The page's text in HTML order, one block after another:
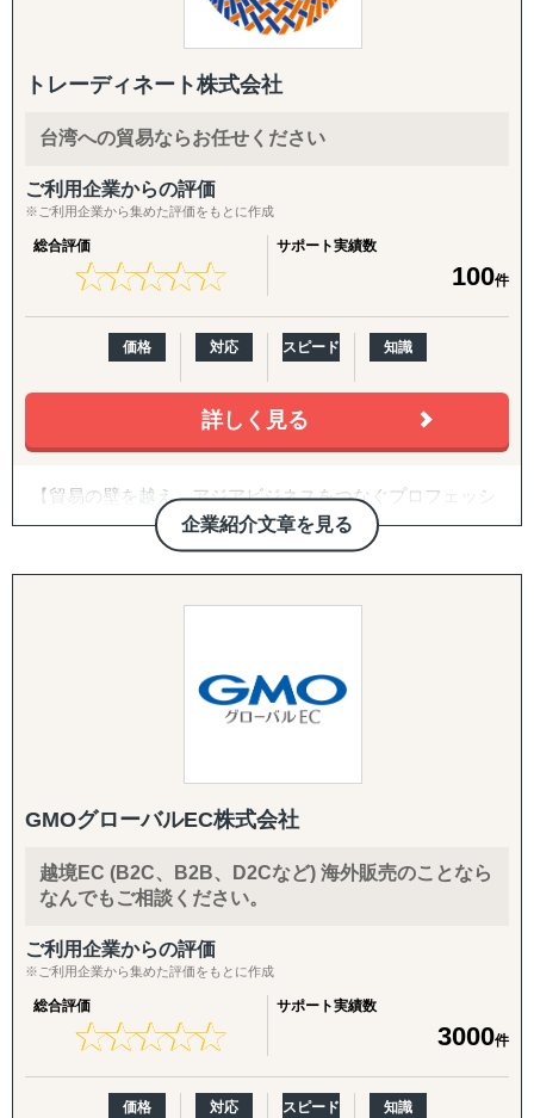
市場調査では、有識者へのヒアリングなど多くのサービス
を展開しておりますが、貴社にとって適切な調査・分析を
ご提案させていただきます。
いったお悩みを抱えるご担当者の方は、壁打ちからでも対
②競合調査
「競合がなぜ成功・失敗したのかわからない」といったご
相談をよくいただきます。
弊社の競合調査では、競合の戦略を徹底的に解剖し、貴社
のマーケティング戦略の支援まで実施します。
サービス内容としては、業界の第一線を走る方への一次取
材などをご提供しております。
また、他社が関わる分野の調査ということもあり、匿名性
や守秘義務も徹底遵守しています。そのため、クライアン
トからも大変好評をいただいております。
③アライアンス支援
双方に適切なパートナーシップ構築であることをポリシー
数多くの企業と提携を結んでいる弊社が、貴社の適切なパ
ートナーをご提案させていただきます。
「はじめての国・地域」だからこそ、事業を成功させるに
は、協業することは重要な要素となってきます。
>>> 海外進出の様々な局面において、ワンストップサ
ービスを効率的に提供します。
③『大手調査会社・シンクタンクとの信頼と実績』
>>> 企業のバックエンドとして、あらゆるストラテジ
ーに対応してきた経験があります。
④『徹底したフォローアップとスピーディーなバックアッ
プ体制』
>>> 様々なニーズにマッチした最適なソリューション
で迅速にサポートします。
【世界に広がるレイン独自のネットワーク】
■日本と海外を熟知した専門家とのパートナーシップ
レインとパートナーシップを結んでいる専門家は、現地の
クト経験を持っており、日本国内
と海外双方の視点からビジネスを熟知しています。
■東南アジアすべての国にIT・経営学系等の教授陣とのネ
ットワーク
日本やアジアの大学教授陣との連携により、学術的な観点
を取り入れた専門知識のインプッ
できます。また、このようなネッ
トワークを活用し産学連携プロジェクトを企画することも
可能です。
■地場にネットワークを持つ調査会社との連携
なぐ体制を強みとしています。
年間約50社、累計100社以上の日本企業の海外進出をご支
援。食品・日用品・キッチン用品・伝統工芸品・スポーツ
用品・機械部品・化粧品など、対応業界は10以上にわたり
ます。「英語ができない」「輸出経験がない」中小企業の
最初の一歩から、本格的な売上拡大までを、日本語で安心
してご相談いただけます。
【こんなお悩みをお持ちの企業さまへ】
・海外展開に興味はあるが、「どの国に・何を・どうやっ
て」売るかの方向性が定まっていない
・現地に売り込む営業リソース・ノウハウが社内にない
・自社に合うパートナー・代理店をどう探せばよいかわか
らない
・Amazon USや越境ECに出したいが、出品・運用のノウ
ハウがない
・海外事業の戦略を相談できる相手が社内にいない
【サービス概要】
グロスペリティの特長は、**市場調査・戦略策定から、EC
「一気通貫の支援体制」**にあります。情報提供にとどま
らず、現地ネットワークを活用して「実際に売れる状態」
1. 海外営業代行（B2B）
ターゲットリストの作成から、オンライン・現地でのアプ
ローチ、商談同席・クロージング、取引仲介スキームによ
る商流構築、継続的な取引先フォローまでを代行します。
「商談化」「販路開拓」という成果に直結する実行支援で
2. パートナー開拓支援
海外展開の成否を分けるのは「正しいパートナーとの掛け
合わせ」です。開拓戦略の策定、ターゲットリストの優先
度付け、アプローチ代行、契約・スキーム構築、そして開
拓後の現地事業開発（定例会・プロジェクト管理・ロード
マップ策定・交渉代行・ローカライズ支援）までを伴走し
トレーディネート株式会社
台湾への貿易ならお任せください
ご利用企業からの評価
※ご利用企業から集めた評価をもとに作成
総合評価
★★★★★
★★★★★
サポート実績数
100件
価格 対応 スピード 知識
詳しく見る
企業紹介文章を見る
【貿易の壁を越え、アジアビジネスをつなぐプロフェッシ
ョナル】
トレーディネート株式会社は「貿易を通じて人と人をつな
げる」という理念のもと、
海外展開を目指す企業と海外市場を結ぶ架け橋として2015
物流と営業代行を融合させた独自のサービスで、
これまで多くの企業の海外進出を成功に導いてきました。
【圧倒的な台湾ネットワーク】
創業以来、台湾に毎月渡航し構築してきた強固なパートナ
ーシップにより、
他社では提供できない販路開拓ルートを確保。食品、酒、
米、庭木、観賞魚などの特殊分野でも確かな実績を持ち、
【貿易業界の"異端児"としての挑戦】
常識にとらわれない発想で、通常の貿易会社では対応困難
な案件にも果敢に挑戦。
生き物・植物の輸出入や、特殊貨物の取扱いなど、
専門性の高いサービスを提供しています。
GMOグローバルEC株式会社
越境EC (B2C、B2B、D2Cなど) 海外販売のことなら
なんでもご相談ください。
ご利用企業からの評価
※ご利用企業から集めた評価をもとに作成
総合評価
★★★★★
★★★★★
サポート実績数
3000件
価格 対応 スピード 知識